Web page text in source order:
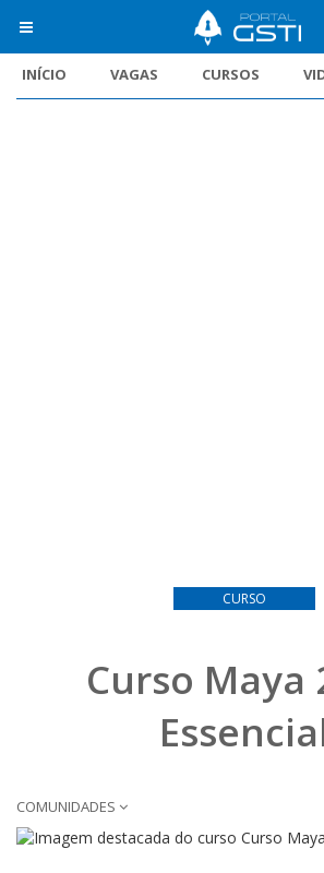
INÍCIO VAGAS CURSOS
CURSO
Curso Maya
COMUNIDADES